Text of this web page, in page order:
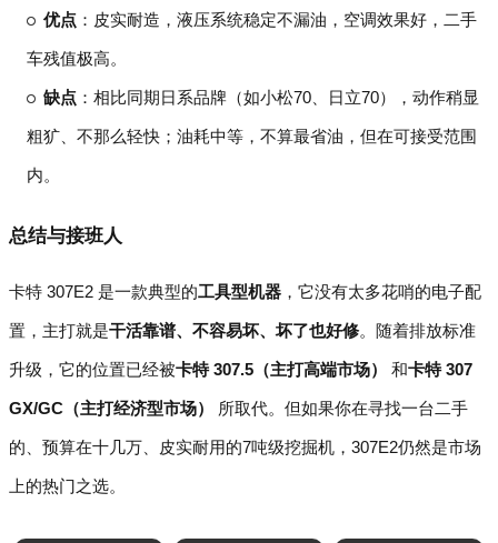
优点 ：皮实耐造，液压系统稳定不漏油，空调效果好，二手
车残值极高。
缺点 ：相比同期日系品牌（如小松70、日立70），动作稍显
粗犷、不那么轻快；油耗中等，不算最省油，但在可接受范围
内。
总结与接班人
卡特 307E2 是一款典型的工具型机器 ，它没有太多花哨的电子配
置，主打就是干活靠谱、不容易坏、坏了也好修。随着排放标准
升级，它的位置已经被卡特 307.5（主打高端市场） 和卡特 307
GX/GC（主打经济型市场） 所取代。但如果你在寻找一台二手
的、预算在十几万、皮实耐用的7吨级挖掘机，307E2仍然是市场
上的热门之选。